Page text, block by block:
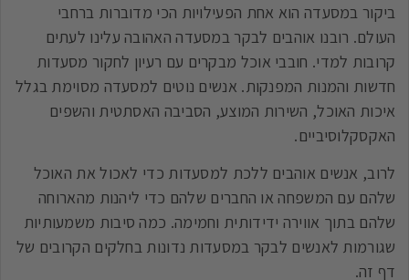
ביקור במסעדה הוא אחת הפעילויות הכי מדוברות ברחבי
העולם. רובנו אוהבים לבקר במסעדה האהובה עלינו לעתים
קרובות למדי. חובבי אוכל מבקרים עם רעיון לחקור מסעדות
חדשות והמנות המפנקות. אנשים נוטים למסעדה מסוימת בגלל
איכות האוכל, השירות המוצע, הסביבה האסתטית והשפים
האקסקלוסיביים.
לרוב, אנשים אוהבים ללכת למסעדות כדי לאכול את האוכל
שלהם עם המשפחה או החברים שלהם כדי ליהנות מהארוחה
שלהם בתוך אווירה ידידותית וחמימה. כמה סיבות משמעותיות
שגורמות לאנשים לבקר במסעדות נדונות בחלקים הקרובים של
דף זה.